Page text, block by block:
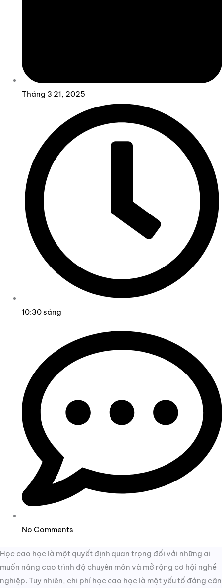
Tháng 3 21, 2025
10:30 sáng
No Comments
Học cao học là một quyết định quan trọng đối với những ai
muốn nâng cao trình độ chuyên môn và mở rộng cơ hội nghề
nghiệp. Tuy nhiên, chi phí học cao học là một yếu tố đáng cân